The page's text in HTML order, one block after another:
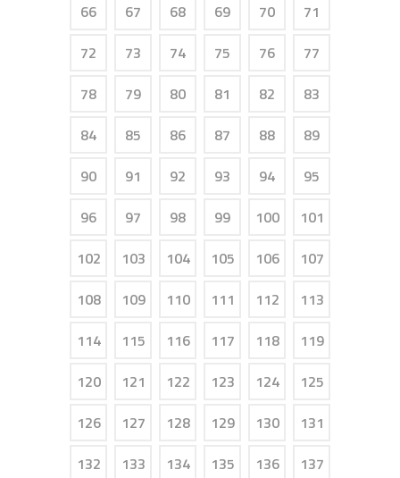
66
67 68 69 70
71
72
73 74 75 76
77
78
79 80 81 82
83
84
85 86 87 88
89
90
91 92 93 94
95
96
97 98 99 100
101
102
103 104 105 106
107
108
109 110 111 112
113
114
115 116 117 118
119
120
121 122 123 124
125
126
127 128 129 130
131
132
133 134 135 136
137